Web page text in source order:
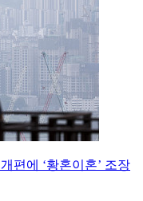
편에 ‘황혼이혼’ 조장